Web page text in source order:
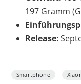
197 Gramm
Release:
Smartphone